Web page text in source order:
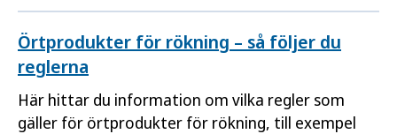
produkter ansvarar för att de uppfyller
lagstiftningens krav. Här hittar du även
information om förteckningen över anmälda e-
cigaretter och påfyllningsbehållare.
Örtprodukter för rökning – så följer du
reglerna
Här hittar du information om vilka regler som
gäller för örtprodukter för rökning, till exempel